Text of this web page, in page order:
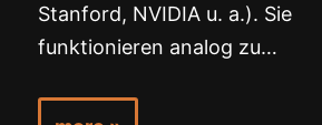
Stanford, NVIDIA u. a.). Sie
funktionieren analog zu…